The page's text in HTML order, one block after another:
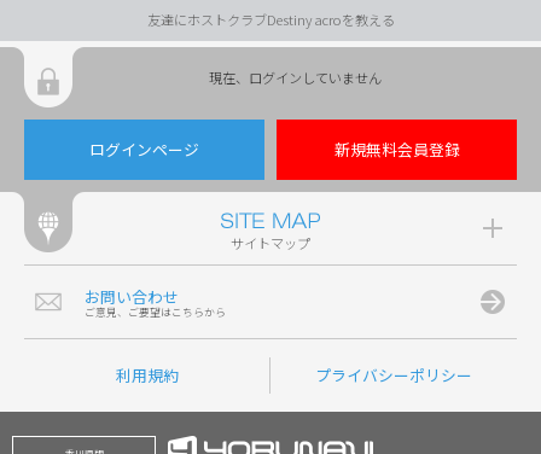
友達にホストクラブDestiny acroを教える
現在、ログインしていません
ログインページ 新規無料会員登録
サイトマップ
お問い合わせ
ご意見、ご要望はこちらから
利用規約 プライバシーポリシー